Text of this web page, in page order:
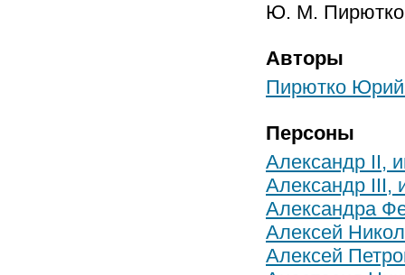
Ю. М.
Авторы
Пирютко
Персоны
Александр II,
Александр III,
Александра
Алексей
Алексей